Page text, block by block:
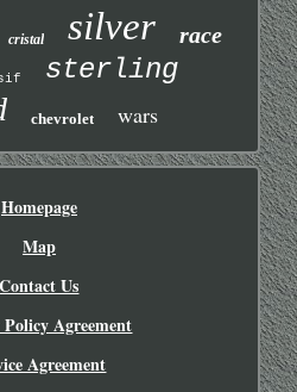
cristal silver race
sterling
chevrolet wars
Homepage
Map
Contact Us
Agreement
Agreement